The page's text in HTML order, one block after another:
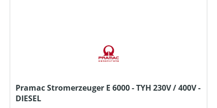
Pramac Stromerzeuger E 6000 - TYH 230V / 400V -
DIESEL